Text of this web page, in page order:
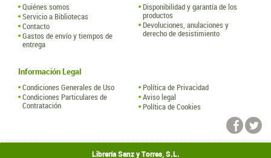
Quiénes somos
Servicio a Bibliotecas
Contacto
Gastos de envío y tiempos de
entrega
Disponibilidad y garantía de los
productos
Devoluciones, anulaciones y
derecho de desistimiento
Información Legal
Condiciones Generales de Uso
Condiciones Particulares de
Contratación
Política de Privacidad
Aviso legal
Política de Cookies
Librería Sanz y Torres, S.L.